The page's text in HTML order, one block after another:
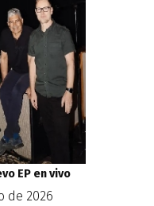
EP en vivo
de 2026